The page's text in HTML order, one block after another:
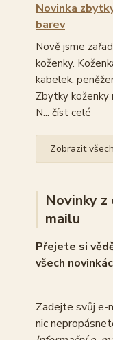
Novinka
barev
Nově jsme
koženky.
kabelek,
Zbytky koženky
N... číst celé
Zobrazit
Novinky z
mailu
Přejete si
všech
Zadejte svůj e-
nic